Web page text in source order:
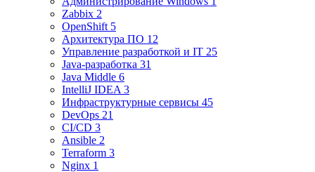
Zabbix 2
OpenShift 5
Архитектура ПО 12
Управление разработкой и IT 25
Java-разработка 31
Java Middle 6
IntelliJ IDEA 3
Инфраструктурные сервисы 45
DevOps 21
CI/CD 3
Ansible 2
Terraform 3
Nginx 1